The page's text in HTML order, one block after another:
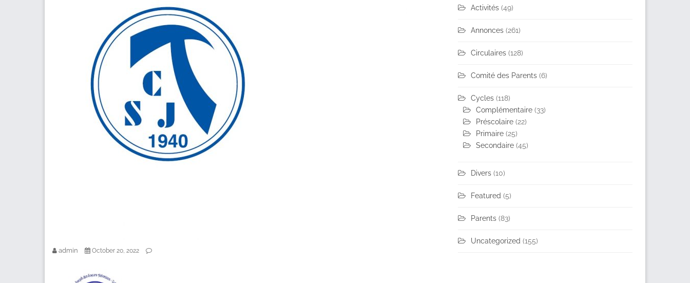
admin October 20, 2022
Activités (49)
Annonces (261)
Circulaires (128)
Comité des Parents (6)
Cycles (118)
Complémentaire (33)
Préscolaire (22)
Primaire (25)
Secondaire (45)
Divers (10)
Featured (5)
Parents (83)
Uncategorized (155)